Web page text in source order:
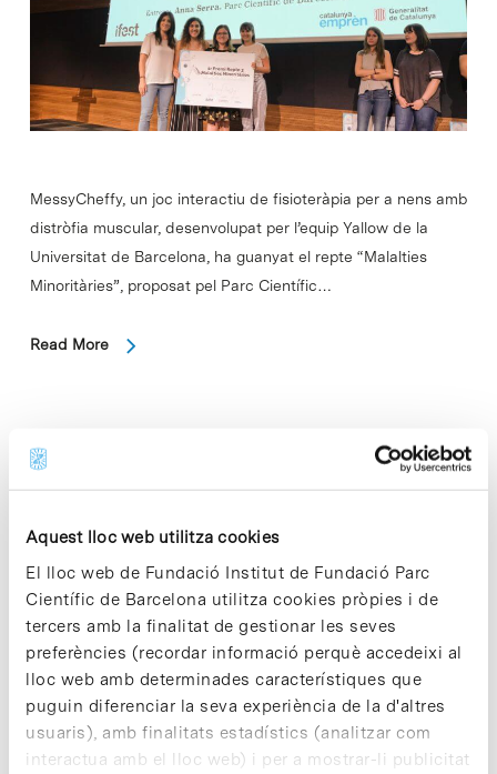
Aquest lloc web utilitza cookies
El lloc web de Fundació Institut de Fundació Parc
Científic de Barcelona utilitza cookies pròpies i de
tercers amb la finalitat de gestionar les seves
preferències (recordar informació perquè accedeixi al
lloc web amb determinades característiques que
puguin diferenciar la seva experiència de la d'altres
usuaris), amb finalitats estadístics (analitzar com
interactua amb el lloc web) i per a mostrar-li publicitat
MessyCheffy, un joc interactiu de fisioteràpia per a nens amb
distròfia muscular, desenvolupat per l’​equip Yallow de la
Universitat de Barcelona, ha guanyat el repte “Malalties
Minoritàries”, proposat pel Parc Científic…
Read More
In
Oberta la convocatòria del
programa Recerca en Societat
2019-2020